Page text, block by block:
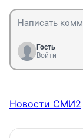
Гость
Войти
Новости СМИ2